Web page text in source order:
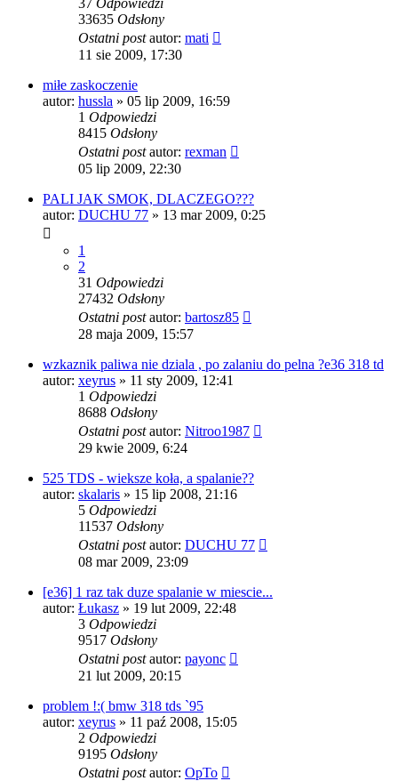
37 Odpowiedzi
33635 Odsłony
Ostatni postautor: mati
11 sie 2009, 17:30
miłe zaskoczenie
autor: hussla » 05 lip 2009, 16:59
1 Odpowiedzi
8415 Odsłony
Ostatni postautor: rexman
05 lip 2009, 22:30
PALI JAK SMOK, DLACZEGO???
autor: DUCHU 77 » 13 mar 2009, 0:25
1
2
31 Odpowiedzi
27432 Odsłony
Ostatni postautor: bartosz85
28 maja 2009, 15:57
wzkaznik paliwa nie dziala , po zalaniu do pelna ?e36 318 td
autor: xeyrus » 11 sty 2009, 12:41
1 Odpowiedzi
8688 Odsłony
Ostatni postautor: Nitroo1987
29 kwie 2009, 6:24
525 TDS - wieksze koła, a spalanie??
autor: skalaris » 15 lip 2008, 21:16
5 Odpowiedzi
11537 Odsłony
Ostatni postautor: DUCHU 77
08 mar 2009, 23:09
[e36] 1 raz tak duze spalanie w miescie...
autor: Łukasz » 19 lut 2009, 22:48
3 Odpowiedzi
9517 Odsłony
Ostatni postautor: payonc
21 lut 2009, 20:15
problem !:( bmw 318 tds `95
autor: xeyrus » 11 paź 2008, 15:05
2 Odpowiedzi
9195 Odsłony
Ostatni postautor: OpTo